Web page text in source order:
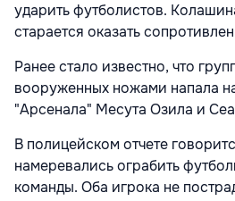
ударить футболистов.
старается оказать
Ранее стало известно, что
вооруженных ножами напала
"Арсенала" Месута Озила и
В полицейском отчете
намеревались ограбить
команды. Оба игрока не